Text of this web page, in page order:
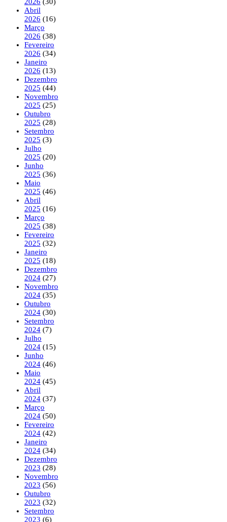
Abril
2026 (16)
Março
2026 (38)
Fevereiro
2026 (34)
Janeiro
2026 (13)
Dezembro
2025 (44)
Novembro
2025 (25)
Outubro
2025 (28)
Setembro
2025 (3)
Julho
2025 (20)
Junho
2025 (36)
Maio
2025 (46)
Abril
2025 (16)
Março
2025 (38)
Fevereiro
2025 (32)
Janeiro
2025 (18)
Dezembro
2024 (27)
Novembro
2024 (35)
Outubro
2024 (30)
Setembro
2024 (7)
Julho
2024 (15)
Junho
2024 (46)
Maio
2024 (45)
Abril
2024 (37)
Março
2024 (50)
Fevereiro
2024 (42)
Janeiro
2024 (34)
Dezembro
2023 (28)
Novembro
2023 (56)
Outubro
2023 (32)
Setembro
2023 (6)